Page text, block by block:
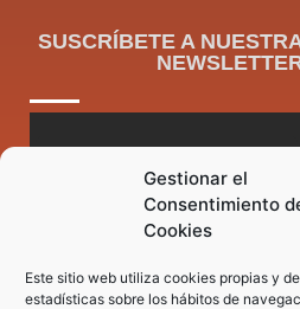
Gestionar el
Consentimiento
Cookies
Este sitio web utiliza cookies propias y
estadísticas sobre los hábitos de
SUSCRÍBETE A